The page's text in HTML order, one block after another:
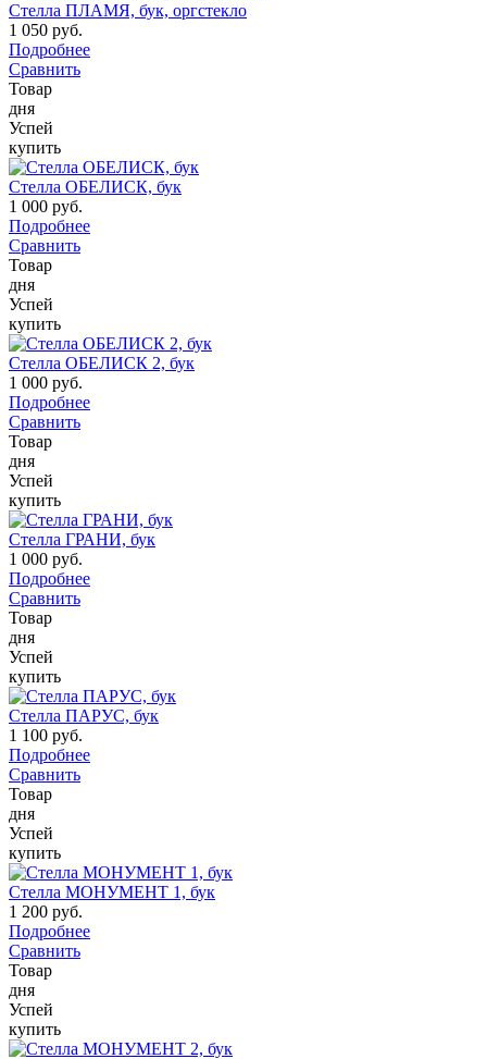
Стелла ПЛАМЯ, бук, оргстекло
1 050 руб.
Подробнее
Сравнить
Товар
дня
Успей
купить
Стелла ОБЕЛИСК, бук
1 000 руб.
Подробнее
Сравнить
Товар
дня
Успей
купить
Стелла ОБЕЛИСК 2, бук
1 000 руб.
Подробнее
Сравнить
Товар
дня
Успей
купить
Стелла ГРАНИ, бук
1 000 руб.
Подробнее
Сравнить
Товар
дня
Успей
купить
Стелла ПАРУС, бук
1 100 руб.
Подробнее
Сравнить
Товар
дня
Успей
купить
Стелла МОНУМЕНТ 1, бук
1 200 руб.
Подробнее
Сравнить
Товар
дня
Успей
купить